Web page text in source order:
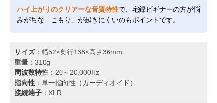
ハイ上がりのクリアーな音質特性で、宅録ビギナーの方が悩
みがちな「こもり」が起きにくいのもポイントです。
サイズ：幅52×奥行138×高さ36mm
重量 ：310g
周波数特性 ：20～20,000Hz
指向性 ：単一指向性（カーディオイド）
接続端子 ：XLR